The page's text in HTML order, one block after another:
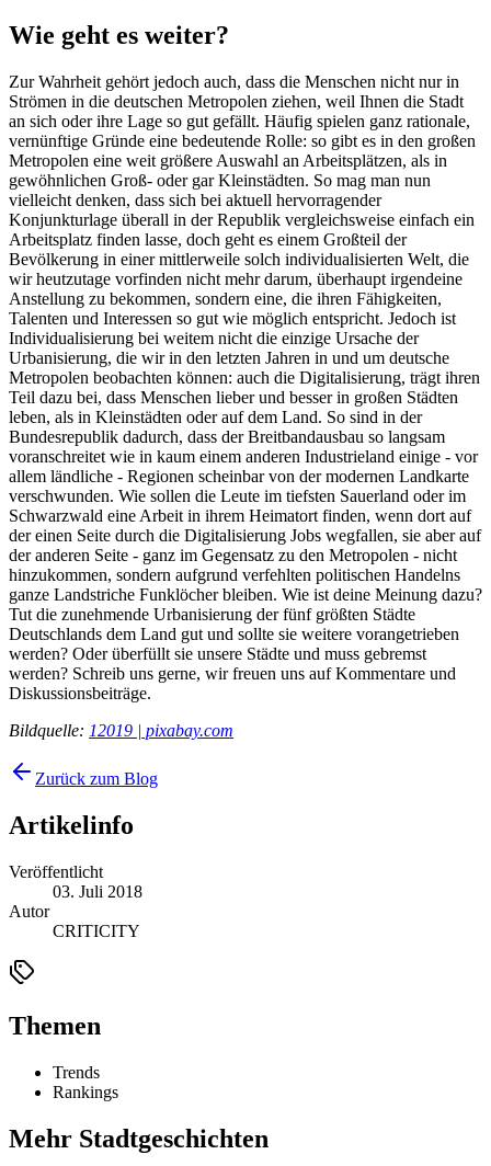
Wie geht es weiter?
Zur Wahrheit gehört jedoch auch, dass die Menschen nicht nur in
Strömen in die deutschen Metropolen ziehen, weil Ihnen die Stadt
an sich oder ihre Lage so gut gefällt. Häufig spielen ganz rationale,
vernünftige Gründe eine bedeutende Rolle: so gibt es in den großen
Metropolen eine weit größere Auswahl an Arbeitsplätzen, als in
gewöhnlichen Groß- oder gar Kleinstädten. So mag man nun
vielleicht denken, dass sich bei aktuell hervorragender
Konjunkturlage überall in der Republik vergleichsweise einfach ein
Arbeitsplatz finden lasse, doch geht es einem Großteil der
Bevölkerung in einer mittlerweile solch individualisierten Welt, die
wir heutzutage vorfinden nicht mehr darum, überhaupt irgendeine
Anstellung zu bekommen, sondern eine, die ihren Fähigkeiten,
Talenten und Interessen so gut wie möglich entspricht. Jedoch ist
Individualisierung bei weitem nicht die einzige Ursache der
Urbanisierung, die wir in den letzten Jahren in und um deutsche
Metropolen beobachten können: auch die Digitalisierung, trägt ihren
Teil dazu bei, dass Menschen lieber und besser in großen Städten
leben, als in Kleinstädten oder auf dem Land. So sind in der
Bundesrepublik dadurch, dass der Breitbandausbau so langsam
voranschreitet wie in kaum einem anderen Industrieland einige - vor
allem ländliche - Regionen scheinbar von der modernen Landkarte
verschwunden. Wie sollen die Leute im tiefsten Sauerland oder im
Schwarzwald eine Arbeit in ihrem Heimatort finden, wenn dort auf
der einen Seite durch die Digitalisierung Jobs wegfallen, sie aber auf
der anderen Seite - ganz im Gegensatz zu den Metropolen - nicht
hinzukommen, sondern aufgrund verfehlten politischen Handelns
ganze Landstriche Funklöcher bleiben. Wie ist deine Meinung dazu?
Tut die zunehmende Urbanisierung der fünf größten Städte
Deutschlands dem Land gut und sollte sie weitere vorangetrieben
werden? Oder überfüllt sie unsere Städte und muss gebremst
werden? Schreib uns gerne, wir freuen uns auf Kommentare und
Diskussionsbeiträge.
Bildquelle: 12019 | pixabay.com
Zurück zum Blog
Artikelinfo
Veröffentlicht
03. Juli 2018
Autor
CRITICITY
Themen
Trends
Rankings
Mehr Stadtgeschichten